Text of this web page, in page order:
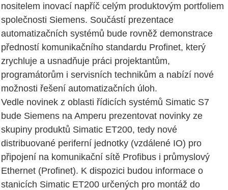
nositelem inovací napříč celým produktovým portfoliem
společnosti Siemens. Součástí prezentace
automatizačních systémů bude rovněž demonstrace
předností komunikačního standardu Profinet, který
zrychluje a usnadňuje práci projektantům,
programátorům i servisních technikům a nabízí nové
možnosti řešení automatizačních úloh.
Vedle novinek z oblasti řídicích systémů Simatic S7
bude Siemens na Amperu prezentovat novinky ze
skupiny produktů Simatic ET200, tedy nové
distribuované periferní jednotky (vzdálené IO) pro
připojení na komunikační sítě Profibus i průmyslový
Ethernet (Profinet). K dispozici budou informace o
stanicích Simatic ET200 určených pro montáž do